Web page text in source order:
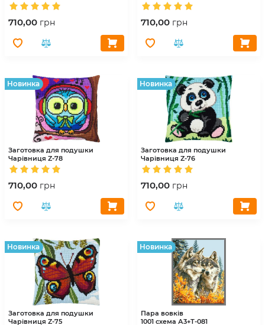
710,00 грн 710,00 грн
Hовинка
Заготовка для подушки
Чарівниця Z-78
710,00 грн
Hовинка
Заготовка для подушки
Чарівниця Z-76
710,00 грн
Hовинка
Заготовка для подушки
Чарівниця Z-75
Hовинка
Пара вовків
1001 схема А3+Т-081